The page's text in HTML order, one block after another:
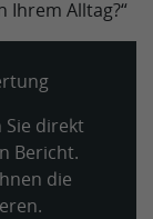
Ihrem Alltag?“
direkt
Bericht.
die